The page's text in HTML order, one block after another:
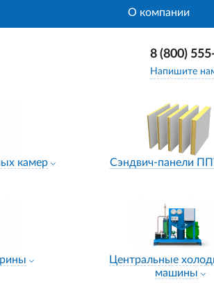
О компании
8 (800)
Напишите
камер Сэндвич-панели
Центральные
машины